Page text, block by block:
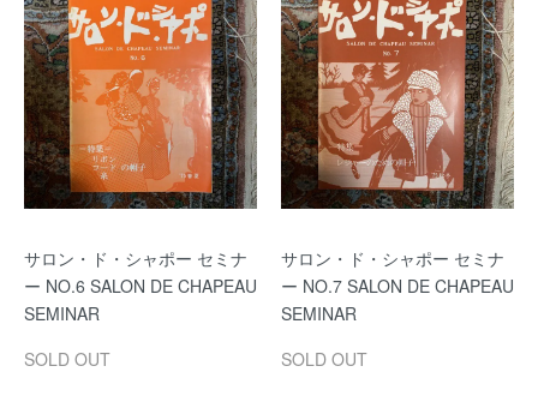
サロン・ド・シャポー セミナ
ー NO.6 SALON DE CHAPEAU
SEMINAR
SOLD OUT
サロン・ド・シャポー セミナ
ー NO.7 SALON DE CHAPEAU
SEMINAR
SOLD OUT